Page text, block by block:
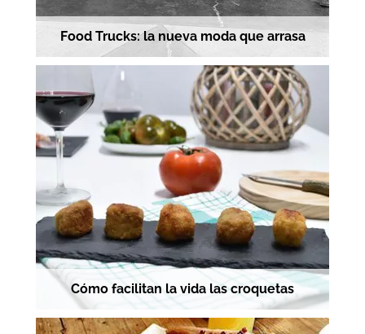
Food Trucks: la nueva moda que arrasa
Cómo facilitan la vida las croquetas